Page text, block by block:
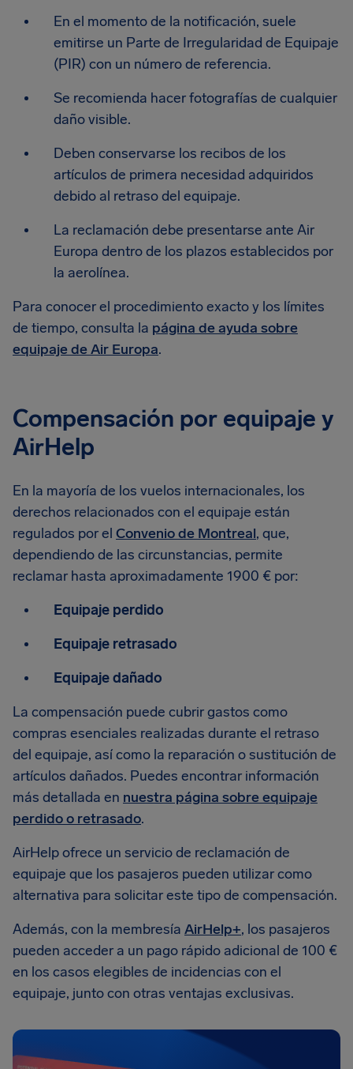
En el momento de la notificación, suele
emitirse un Parte de Irregularidad de Equipaje
(PIR) con un número de referencia.
Se recomienda hacer fotografías de cualquier
daño visible.
Deben conservarse los recibos de los
artículos de primera necesidad adquiridos
debido al retraso del equipaje.
La reclamación debe presentarse ante Air
Europa dentro de los plazos establecidos por
la aerolínea.
Para conocer el procedimiento exacto y los límites
de tiempo, consulta la página de ayuda sobre
equipaje de Air Europa.
Compensación por equipaje y
AirHelp
En la mayoría de los vuelos internacionales, los
derechos relacionados con el equipaje están
regulados por el Convenio de Montreal, que,
dependiendo de las circunstancias, permite
reclamar hasta aproximadamente 1900 € por:
Equipaje perdido
Equipaje retrasado
Equipaje dañado
La compensación puede cubrir gastos como
compras esenciales realizadas durante el retraso
del equipaje, así como la reparación o sustitución de
artículos dañados. Puedes encontrar información
más detallada en nuestra página sobre equipaje
perdido o retrasado.
AirHelp ofrece un servicio de reclamación de
equipaje que los pasajeros pueden utilizar como
alternativa para solicitar este tipo de compensación.
Además, con la membresía AirHelp+, los pasajeros
pueden acceder a un pago rápido adicional de 100 €
en los casos elegibles de incidencias con el
equipaje, junto con otras ventajas exclusivas.